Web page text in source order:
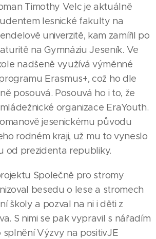
Timothy Velc je aktuálně
lesnické fakulty na
univerzitě, kam zamířil po
na Gymnáziu Jeseník. Ve
nadšeně využívá výměnné
Erasmus+, což ho dle
posouvá. Posouvá ho i to, že
organizace EraYouth.
jesenickému původu
rodném kraji, už mu to vyneslo
od prezidenta republiky.
Společně pro stromy
besedu o lese a stromech
školy a pozval na ni i děti z
S nimi se pak vypravil s nářadím
Výzvy na positivJE